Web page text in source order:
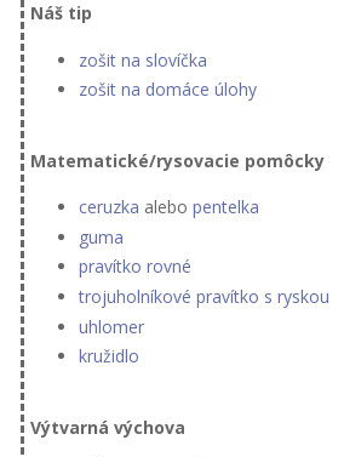
Náš tip
zošit na slovíčka
zošit na domáce úlohy
Matematické/rysovacie pomôcky
ceruzka alebo pentelka
guma
pravítko rovné
trojuholníkové pravítko s ryskou
uhlomer
kružidlo
Výtvarná výchova